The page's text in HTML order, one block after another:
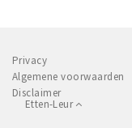
Privacy
Algemene voorwaarden
Disclaimer
Etten-Leur